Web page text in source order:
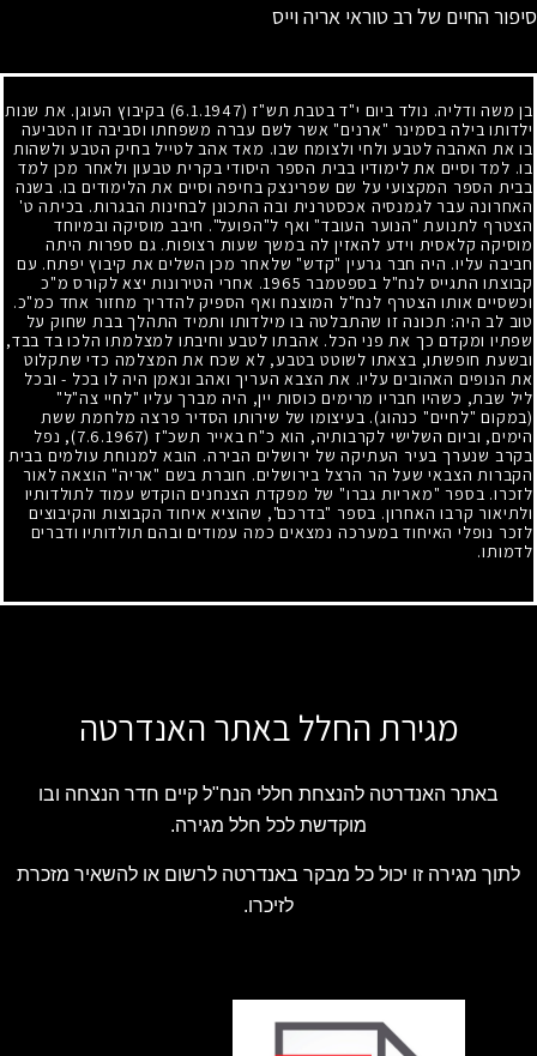
סיפור החיים של רב טוראי אריה וייס
בן משה ודליה. נולד ביום י"ד בטבת תש"ז (6.1.1947)
בקיבוץ העוגן. את שנות
ילדותו בילה בסמינר "ארנים" אשר לשם עברה משפחתו וסביבה זו הטביעה
בו את האהבה לטבע ולחי ולצומח שבו. מאד אהב לטייל בחיק הטבע ולשהות
בו. למד וסיים את לימודיו בבית הספר היסודי בקרית טבעון ולאחר מכן למד
בבית הספר המקצועי על שם שפרינצק בחיפה וסיים את הלימודים בו. בשנה
האחרונה עבר לגמנסיה אכסטרנית ובה התכונן לבחינות הבגרות. בכיתה ט'
הצטרף לתנועת "הנוער העובד" ואף ל"הפועל". חיבב מוסיקה ובמיוחד
מוסיקה קלאסית וידע להאזין לה במשך שעות רצופות. גם ספרות היתה
חביבה עליו. היה חבר גרעין "קדש" שלאחר מכן השלים את קיבוץ יפתח. עם
קבוצתו התגייס לנח"ל בספטמבר 1965. אחרי הטירונות יצא לקורס מ"כ
וכשסיים אותו הצטרף לנח"ל המוצנח ואף הספיק להדריך מחזור אחד כמ"כ.
טוב לב היה: תכונה זו שהתבלטה בו מילדותו ותמיד התהלך בבת שחוק על
שפתיו ומקדם כך את פני הכל. אהבתו לטבע וחיבתו למצלמתו הלכו בד בבד,
ובשעת חופשתו, בצאתו לשוטט בטבע, לא שכח את המצלמה כדי שתקלוט
את הנופים האהובים עליו. את הצבא העריך ואהב ונאמן היה לו בכל - ובכל
ליל שבת, כשהיו חבריו מרימים כוסות יין, היה מברך עליו "לחיי צה"ל"
(במקום "לחיים" כנהוג). בעיצומו של שירותו הסדיר פרצה מלחמת ששת
הימים, וביום השלישי לקרבותיה, הוא כ"ח באייר תשכ"ז (7.6.1967)
, נפל
בקרב שנערך בעיר העתיקה של ירושלים הבירה. הובא למנוחת עולמים בבית
הקברות הצבאי שעל הר הרצל בירושלים. חוברת בשם "אריה" הוצאה לאור
לזכרו. בספר "מאריות גברו" של מפקדת הצנחנים הוקדש עמוד לתולדותיו
ולתיאור קרבו האחרון. בספר "בדרכם", שהוציא איחוד הקבוצות והקיבוצים
לזכר נופלי האיחוד במערכה נמצאים כמה עמודים ובהם תולדותיו ודברים
לדמותו.
מגירת החלל באתר האנדרטה
באתר האנדרטה להנצחת חללי הנח"ל קיים חדר הנצחה ובו
מוקדשת לכל חלל מגירה.
לתוך מגירה זו יכול כל מבקר באנדרטה לרשום או להשאיר מזכרת
לזיכרו.